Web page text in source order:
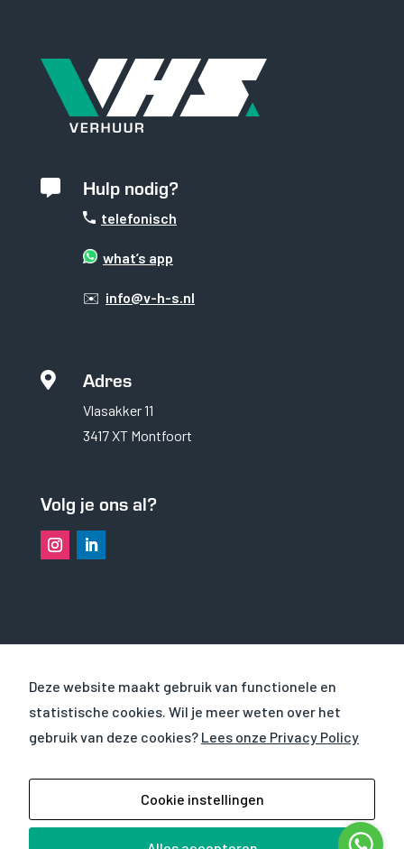
 Hulp nodig?
telefonisch
what’s app
✉️ info@v-h-s.nl
 Adres
Vlasakker 11
3417 XT Montfoort
Volg je ons al?
OVER VHS
CURSUSSEN
VHS Verhuur BV|Privacyverklaring
Verhuurvoorwaarden| Website doorMind your
Deze website maakt gebruik van functionele en
statistische cookies. Wil je meer weten over het
gebruik van deze cookies? Lees onze Privacy Policy
Cookie instellingen
Om de
van de
website te
kunnen
verbeteren op
de website
wordt